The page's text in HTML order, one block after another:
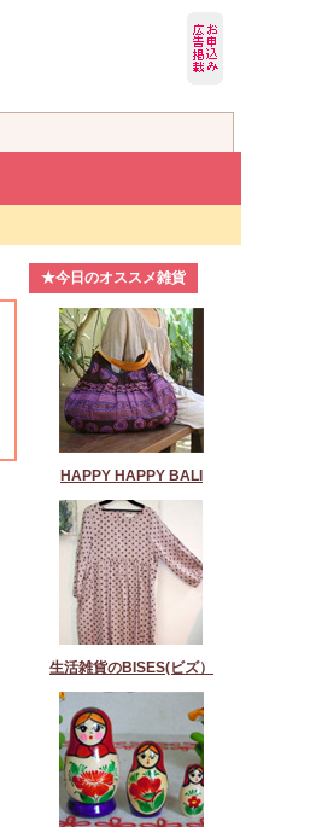
★今日のオススメ雑貨
HAPPY HAPPY BALI
生活雑貨のBISES(ビズ）